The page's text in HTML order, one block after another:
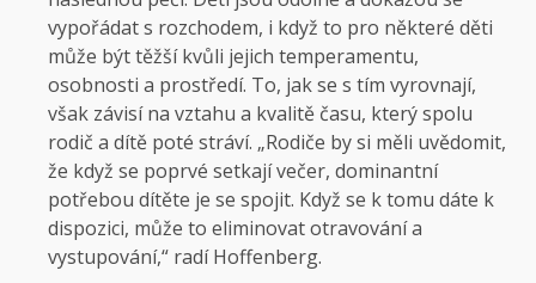
vypořádat s rozchodem, i když to pro některé děti
může být těžší kvůli jejich temperamentu,
osobnosti a prostředí. To, jak se s tím vyrovnají,
však závisí na vztahu a kvalitě času, který spolu
rodič a dítě poté stráví. „Rodiče by si měli uvědomit,
že když se poprvé setkají večer, dominantní
potřebou dítěte je se spojit. Když se k tomu dáte k
dispozici, může to eliminovat otravování a
vystupování,“ radí Hoffenberg.